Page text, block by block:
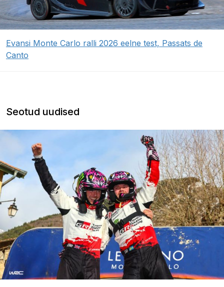
Evansi Monte Carlo ralli 2026 eelne test, Passats de
Canto
Seotud uudised